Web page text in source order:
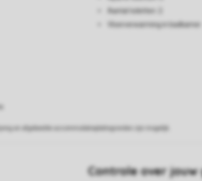
Aantal toiletten: 2
Vloerverwarming in badkamer
Controle over jouw